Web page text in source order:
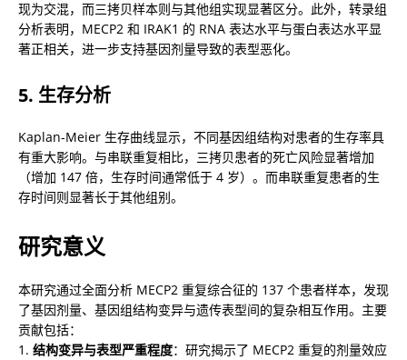
现为交混，而三拷贝样本则与其他组实现显著区分。此外，转录组
分析表明，MECP2 和 IRAK1 的 RNA 表达水平与蛋白表达水平显
著正相关，进一步支持基因剂量导致的表型恶化。
5. 生存分析
Kaplan-Meier 生存曲线显示，不同基因组结构对患者的生存率具
有重大影响。与串联重复相比，三拷贝患者的死亡风险显著增加
（增加 147 倍，生存时间通常低于 4 岁）。而串联重复患者的生
存时间则显著长于其他组别。
研究意义
本研究通过全面分析 MECP2 重复综合征的 137 个患者样本，发现
了基因剂量、基因组结构变异与遗传表型间的复杂相互作用。主要
贡献包括：
1. 结构变异与表型严重程度：研究揭示了 MECP2 重复的剂量效应